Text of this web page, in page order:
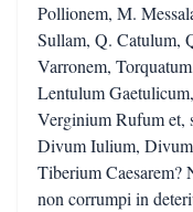
Pollionem, M.
Sullam, Q. Catulum,
Varronem,
Lentulum
Verginium Rufum et,
Divum Iulium,
Tiberium Caesarem?
non corrumpi in